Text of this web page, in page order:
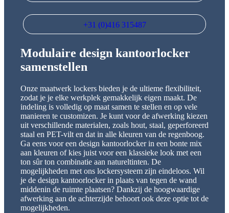
+31 (0)416 315487
Modulaire design kantoorlocker
samenstellen
Onze maatwerk lockers bieden je de ultieme flexibiliteit,
zodat je je elke werkplek gemakkelijk eigen maakt. De
indeling is volledig op maat samen te stellen en op vele
manieren te customizen. Je kunt voor de afwerking kiezen
uit verschillende materialen, zoals hout, staal, geperforeerd
staal en PET-vilt en dat in alle kleuren van de regenboog.
Ga eens voor een design kantoorlocker in een bonte mix
aan kleuren of kies juist voor een klassieke look met een
ton sûr ton combinatie aan natureltinten. De
mogelijkheden met ons lockersysteem zijn eindeloos. Wil
je de design kantoorlocker in plaats van tegen de wand
middenin de ruimte plaatsen? Dankzij de hoogwaardige
afwerking aan de achterzijde behoort ook deze optie tot de
mogelijkheden.